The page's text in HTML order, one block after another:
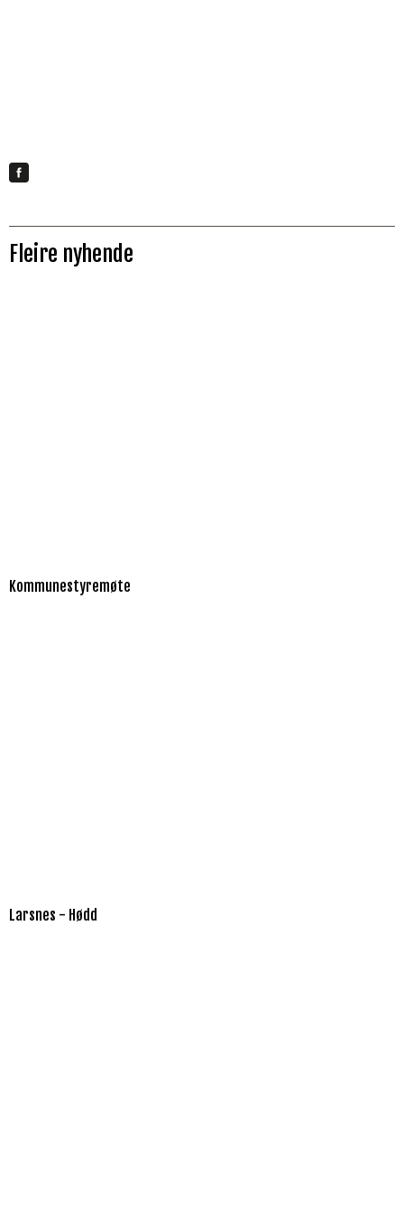
Fleire nyhende
Kommunestyremøte
Larsnes - Hødd